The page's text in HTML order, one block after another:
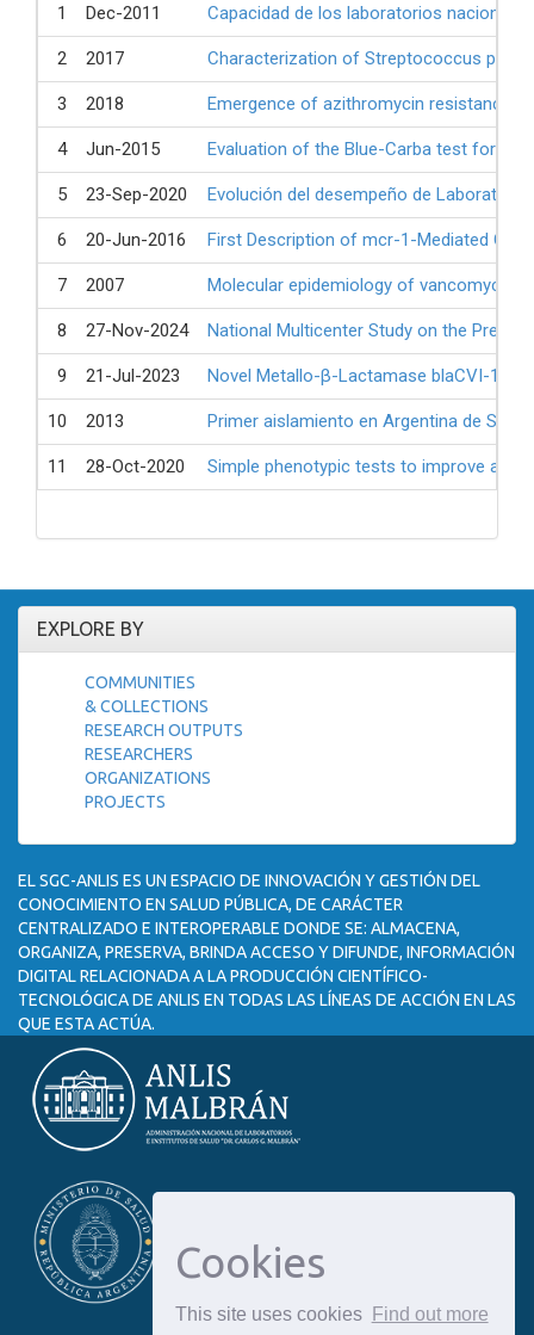
Cookies
This site uses cookies Find out more
1 Dec-2011 Capacidad de los laboratorios
2 2017 Characterization of Streptococcus
3 2018 Emergence of azithromycin resistance
4 Jun-2015 Evaluation of the Blue-Carba test for
5 23-Sep-2020 Evolución del desempeño de
6 20-Jun-2016 First Description of mcr-1-Mediated
7 2007 Molecular epidemiology of vancomycin-
8 27-Nov-2024 National Multicenter Study on the
9 21-Jul-2023 Novel Metallo-β-Lactamase blaCVI-1
10 2013 Primer aislamiento en Argentina de
11 28-Oct-2020 Simple phenotypic tests to improve
EXPLORE BY
COMMUNITIES
& COLLECTIONS
RESEARCH OUTPUTS
RESEARCHERS
ORGANIZATIONS
PROJECTS
EL SGC-ANLIS ES UN ESPACIO DE INNOVACIÓN Y GESTIÓN DEL
CONOCIMIENTO EN SALUD PÚBLICA, DE CARÁCTER
CENTRALIZADO E INTEROPERABLE DONDE SE: ALMACENA,
ORGANIZA, PRESERVA, BRINDA ACCESO Y DIFUNDE, INFORMACIÓN
DIGITAL RELACIONADA A LA PRODUCCIÓN CIENTÍFICO-
TECNOLÓGICA DE ANLIS EN TODAS LAS LÍNEAS DE ACCIÓN EN LAS
QUE ESTA ACTÚA.